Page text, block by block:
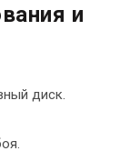
и
диск.